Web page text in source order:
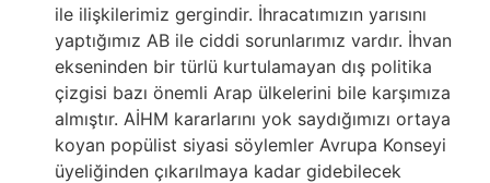
ile ilişkilerimiz gergindir. İhracatımızın yarısını
yaptığımız AB ile ciddi sorunlarımız vardır. İhvan
ekseninden bir türlü kurtulamayan dış politika
çizgisi bazı önemli Arap ülkelerini bile karşımıza
almıştır. AİHM kararlarını yok saydığımızı ortaya
koyan popülist siyasi söylemler Avrupa Konseyi
üyeliğinden çıkarılmaya kadar gidebilecek